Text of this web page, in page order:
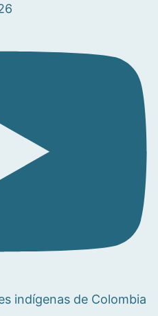
indígenas de Colombia